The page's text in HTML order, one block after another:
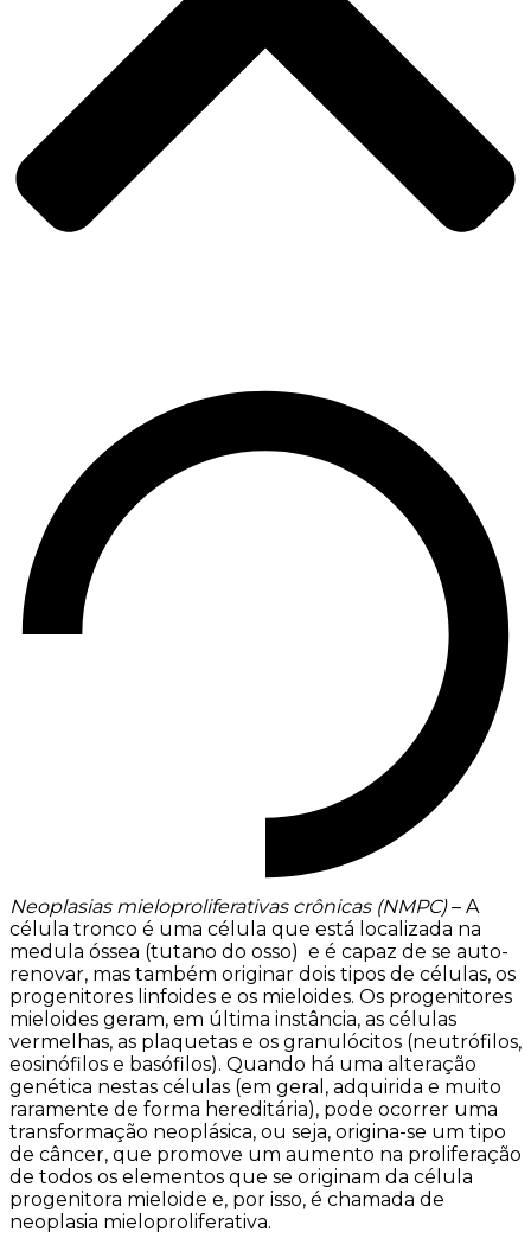
Neoplasias mieloproliferativas crônicas (NMPC)– A
célula tronco é uma célula que está localizada na
medula óssea (tutano do osso) e é capaz de se auto-
renovar, mas também originar dois tipos de células, os
progenitores linfoides e os mieloides. Os progenitores
mieloides geram, em última instância, as células
vermelhas, as plaquetas e os granulócitos (neutrófilos,
eosinófilos e basófilos). Quando há uma alteração
genética nestas células (em geral, adquirida e muito
raramente de forma hereditária), pode ocorrer uma
transformação neoplásica, ou seja, origina-se um tipo
de câncer, que promove um aumento na proliferação
de todos os elementos que se originam da célula
progenitora mieloide e, por isso, é chamada de
neoplasia mieloproliferativa.